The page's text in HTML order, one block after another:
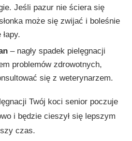
Jeśli pazur nie ściera się
może się zwijać i boleśnie
– nagły spadek pielęgnacji
problemów zdrowotnych,
się z weterynarzem.
Twój koci senior poczuje
i będzie cieszył się lepszym
czas.